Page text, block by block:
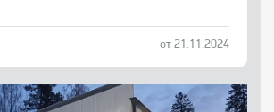
от 21.11.2024